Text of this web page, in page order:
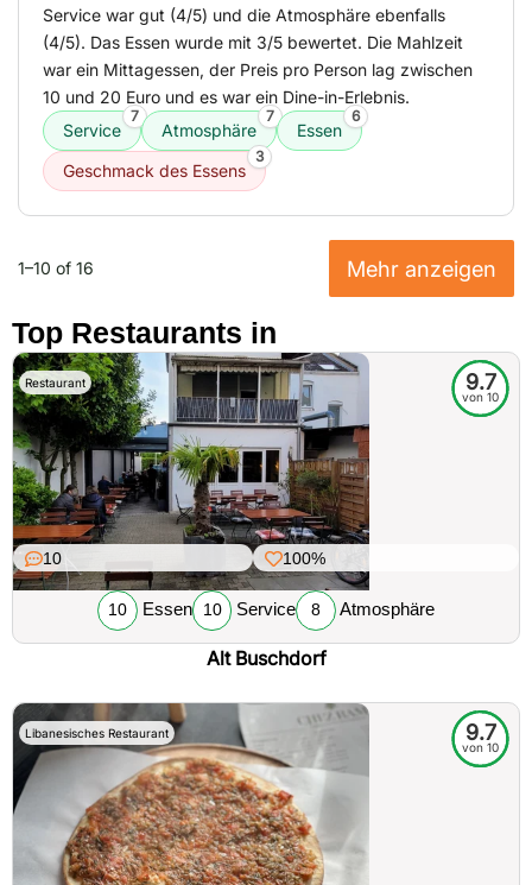
Service war gut (4/5) und die Atmosphäre ebenfalls
(4/5). Das Essen wurde mit 3/5 bewertet. Die Mahlzeit
war ein Mittagessen, der Preis pro Person lag zwischen
10 und 20 Euro und es war ein Dine-in-Erlebnis.
Service
7
Atmosphäre
7
Essen
6
Geschmack des Essens
3
1–10 of 16 Mehr anzeigen
Top Restaurants in
Restaurant 9.7
von 10
10 100%
10 Essen 10 Service 8 Atmosphäre
Alt Buschdorf
Libanesisches Restaurant 9.7
von 10